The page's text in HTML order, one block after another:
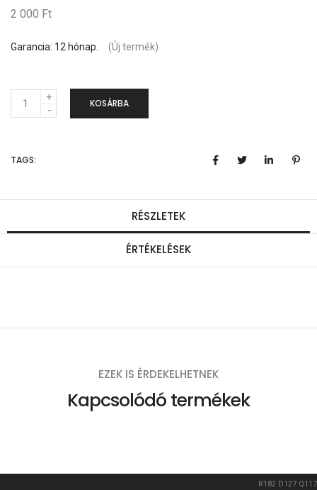
2 000 Ft
Garancia: 12 hónap. (Új termék)
e
n
g
KOSÁRBA
TAGS:
RÉSZLETEK
ÉRTÉKELÉSEK
EZEK IS ÉRDEKELHETNEK
Kapcsolódó termékek
R182 D127 Q117